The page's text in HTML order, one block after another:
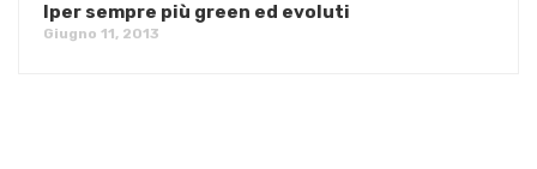
Iper sempre più green ed evoluti
Giugno 11, 2013